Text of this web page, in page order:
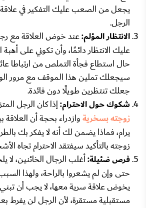
يجعل من الصعب عليك التفكير في
الرجل.
الانتظار المؤلم:عند خوض العلاقة مع
عليك الانتظار دائمًا، وأن تكوني على أهبة
حال استطاع فجأة التملص من ارتباطا
سيجعلك تملين هذا الموقف مع مرور
جعلك تنتظرين طويلًا دون فائدة.
شكوك حول الاحترام:إذا كان الرجل
زوجته بسخريةوازدراء بحجة أن العلاقة
يرام، فماذا يضمن لك أنه لا يفكر بك
زوجته بالتأكيد سيفتقد الاحترام تجاه
فرص ضئيلة:أغلب الرجال الخائنين، لا
حتى وإن لم يشعروا بالراحة، ولهذا
يخوض علاقة سرية معها، لا يجب أن
مستقبلية مستقرة، لأن الرجل لن يفرط